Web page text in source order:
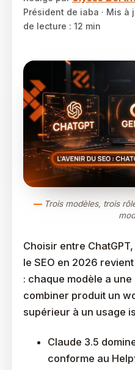
Président de iaba · Mis à
de lecture : 12 min
Trois modèles, trois
Choisir entre
le SEO en 2026
: chaque modèle a
combiner produit un
supérieur à un usage
Claude 3.5
conforme au